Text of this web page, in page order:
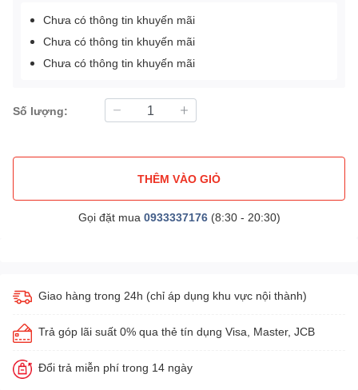
Chưa có thông tin khuyến mãi
Chưa có thông tin khuyến mãi
Chưa có thông tin khuyến mãi
Số lượng:
THÊM VÀO GIỎ
Gọi đặt mua 0933337176(8:30 - 20:30)
Giao hàng trong 24h (chỉ áp dụng khu vực nội thành)
Trả góp lãi suất 0% qua thẻ tín dụng Visa, Master, JCB
Đổi trả miễn phí trong 14 ngày